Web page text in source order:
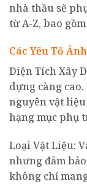
nhà thầu sẽ
từ A-Z, bao
Các Yếu Tố
Diện Tích Xây
dựng càng
nguyên vật liệu
hạng mục phụ
Loại Vật Liệu:
nhưng đảm
không chỉ